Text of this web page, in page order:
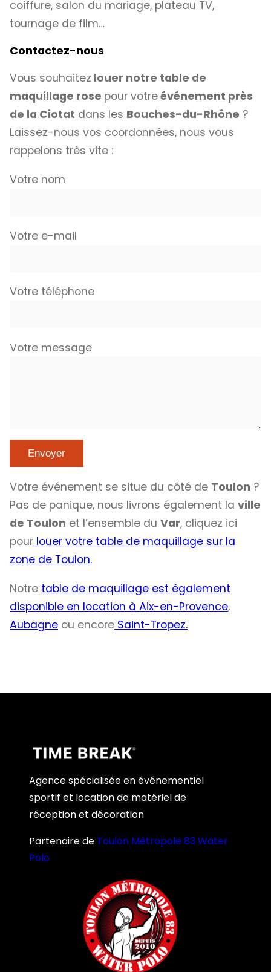
coiffure, salon du mariage, plateau TV,
tournage de film…
Contactez-nous
Vous souhaitez louer notre table de
maquillage rose pour votreévénement près
de la Ciotat dans les Bouches-du-Rhône ?
Laissez-nous vos coordonnées, nous vous
rappelons très vite :
Votre nom
Votre e-mail
Votre téléphone
Votre message
Votre événement se situe du côté de Toulon ?
Pas de panique, nous livrons également la ville
de Toulon et l’ensemble du Var, cliquez ici
pour louer votre table de maquillage sur la
zone de Toulon.
Notre table de maquillage est également
disponible en location à Aix-en-Provence,
Aubagne ou encore Saint-Tropez.
Agence spécialisée en événementiel
sportif et location de matériel de
réception et décoration
Partenaire de Toulon Métropole 83 Water
Polo